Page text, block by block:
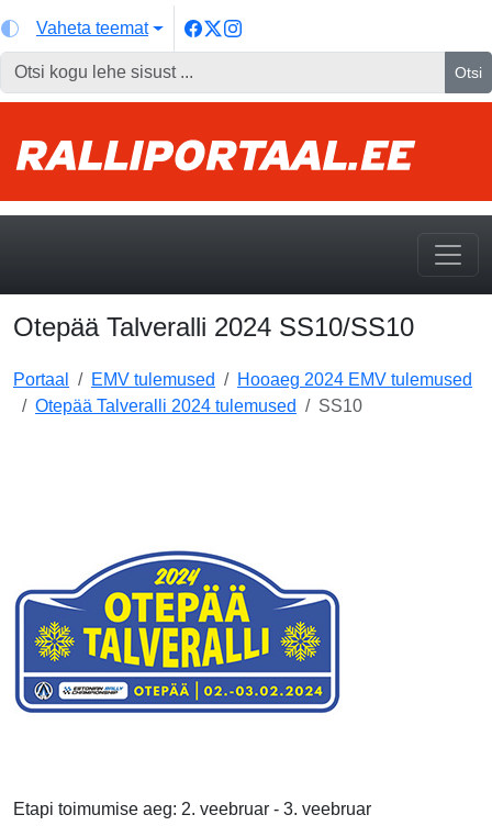
Vaheta teemat
Otsi
Otepää Talveralli 2024 SS10/SS10
Portaal EMV tulemused
Hooaeg 2024 EMV tulemused
Otepää Talveralli 2024 tulemused
SS10
Etapi toimumise aeg: 2. veebruar - 3. veebruar